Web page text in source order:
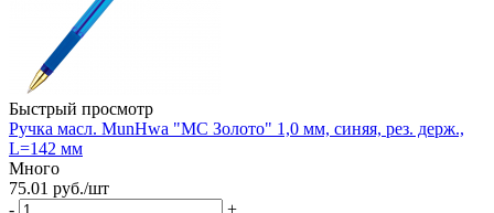
Быстрый просмотр
Ручка масл. MunHwa "MC Золото" 1,0 мм, синяя, рез. держ.,
L=142 мм
Много
75.01 руб./шт
-
+